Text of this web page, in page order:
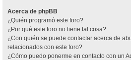
Acerca de phpBB
¿Quién programó este foro?
¿Por qué este foro no tiene tal cosa?
¿Con quién se puede contactar acerca de
relacionados con este foro?
¿Cómo puedo ponerme en contacto con un